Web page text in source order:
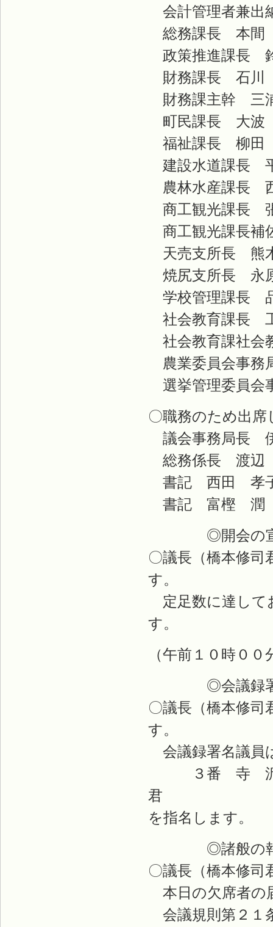
会計管理者兼
総務課長 本
政策推進課長
財務課長 石
財務課主幹
町民課長 大
福祉課長 柳
建設水道課長
農林水産課長
商工観光課長
商工観光課長
天売支所長
焼尻支所長
学校管理課長
社会教育課長
社会教育課社
農業委員会事
選挙管理委員
〇職務のため出席
議会事務局長
総務係長 渡
書記 西田 孝
書記 富樫 潤
◎開会の
〇議長（橋本修
す。
定足数に達して
す。
（午前１０時００
◎会議録署名
〇議長（橋本修
す。
会議録署名議員
３番 寺
君
を指名します。
◎諸般の
〇議長（橋本修
本日の欠席者の
会議規則第２１